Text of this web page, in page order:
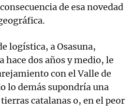
de esa novedad
logística, a Osasuna,
hace dos años y medio, le
con el Valle de
lo demás supondría una
catalanas o, en el peor